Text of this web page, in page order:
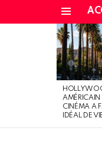
LATEST
STORIES
AMÉRICAIN
CINÉMA A
IDÉAL DE